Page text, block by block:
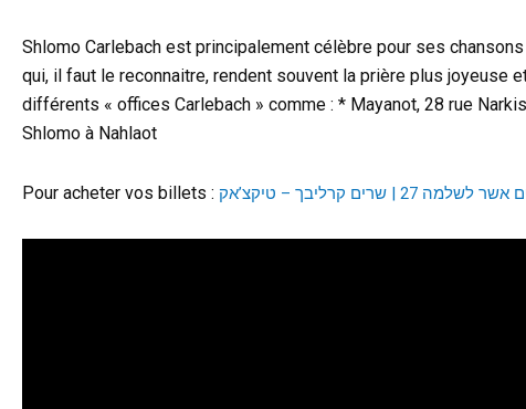
Shlomo Carlebach est principalement célèbre pour ses
qui, il faut le reconnaitre, rendent souvent la prière plus joyeuse
différents « offices Carlebach » comme : * Mayanot, 28 rue
Shlomo à Nahlaot
Pour acheter vos billets :